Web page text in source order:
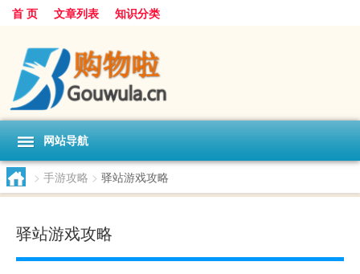
首 页 文章列表 知识分类
网站导航
> 手游攻略 > 驿站游戏攻略
驿站游戏攻略